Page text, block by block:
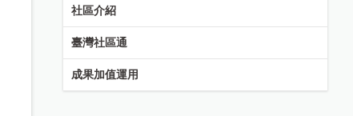
社區介紹
臺灣社區通
成果加值運用